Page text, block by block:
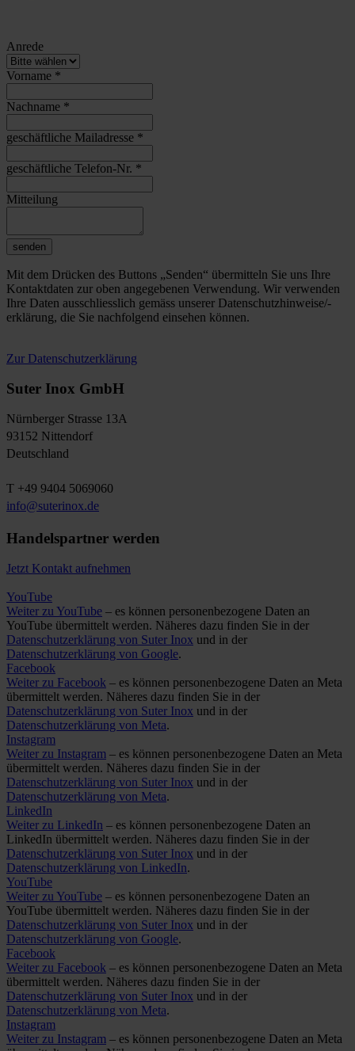
Anrede
Vorname *
Nachname *
geschäftliche Mailadresse *
geschäftliche Telefon-Nr. *
Mitteilung
senden
Mit dem Drücken des Buttons „Senden“ übermitteln Sie uns Ihre
Kontaktdaten zur oben angegebenen Verwendung. Wir verwenden
Ihre Daten ausschliesslich gemäss unserer Datenschutzhinweise/-
erklärung, die Sie nachfolgend einsehen können.
Zur Datenschutzerklärung
Suter Inox GmbH
Nürnberger Strasse 13A
93152 Nittendorf
Deutschland
T +49 9404 5069060
info@suterinox.de
Handelspartner werden
Jetzt Kontakt aufnehmen
YouTube
Weiter zu YouTube – es können personenbezogene Daten an
YouTube übermittelt werden. Näheres dazu finden Sie in der
Datenschutzerklärung von Suter Inox und in der
Datenschutzerklärung von Google.
Facebook
Weiter zu Facebook – es können personenbezogene Daten an Meta
übermittelt werden. Näheres dazu finden Sie in der
Datenschutzerklärung von Suter Inox und in der
Datenschutzerklärung von Meta.
Instagram
Weiter zu Instagram – es können personenbezogene Daten an Meta
übermittelt werden. Näheres dazu finden Sie in der
Datenschutzerklärung von Suter Inox und in der
Datenschutzerklärung von Meta.
LinkedIn
Weiter zu LinkedIn – es können personenbezogene Daten an
LinkedIn übermittelt werden. Näheres dazu finden Sie in der
Datenschutzerklärung von Suter Inox und in der
Datenschutzerklärung von LinkedIn.
YouTube
Weiter zu YouTube – es können personenbezogene Daten an
YouTube übermittelt werden. Näheres dazu finden Sie in der
Datenschutzerklärung von Suter Inox und in der
Datenschutzerklärung von Google.
Facebook
Weiter zu Facebook – es können personenbezogene Daten an Meta
übermittelt werden. Näheres dazu finden Sie in der
Datenschutzerklärung von Suter Inox und in der
Datenschutzerklärung von Meta.
Instagram
Weiter zu Instagram – es können personenbezogene Daten an Meta